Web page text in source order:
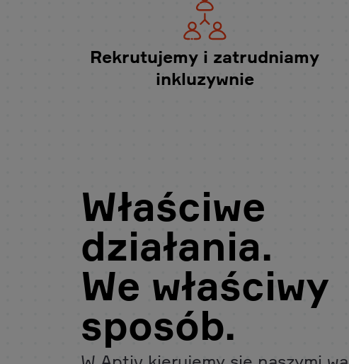
Rekrutujemy i zatrudniamy
inkluzywnie
Właściwe
działania.
We właściwy
sposób.